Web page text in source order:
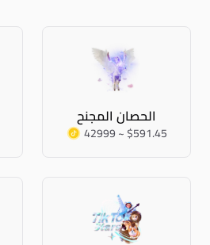
الحصان المجنح
42999 ~ $591.45